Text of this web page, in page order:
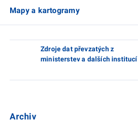
Mapy a kartogramy
Zdroje dat převzatých z
ministerstev a dalších institucí
Archiv